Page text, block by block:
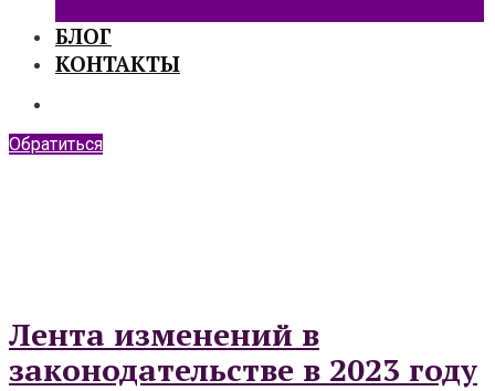
БЛОГ
КОНТАКТЫ
Обратиться
Лента изменений в
законодательстве в 2023 году